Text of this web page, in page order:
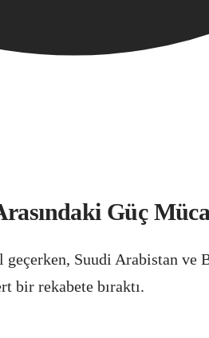
Güç
geçerken, Suudi Arabistan
bir rekabete bıraktı.